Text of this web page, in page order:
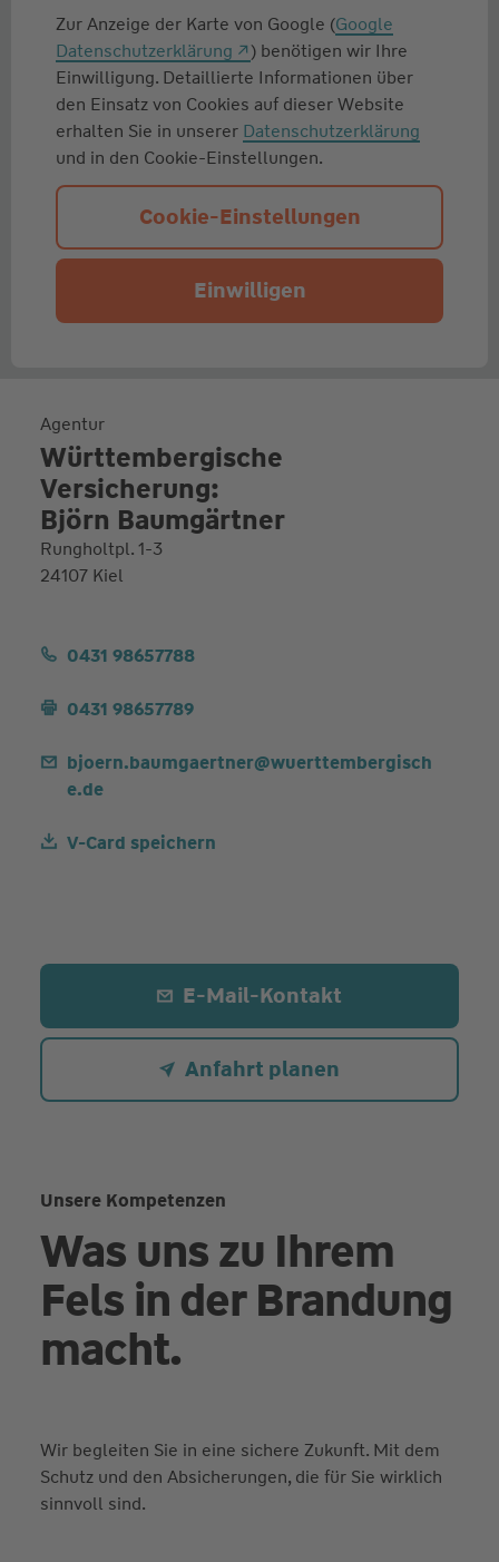
Zur Anzeige der Karte von Google (Google
Datenschutzerklärung
) benötigen wir Ihre
Einwilligung. Detaillierte Informationen über
den Einsatz von Cookies auf dieser Website
erhalten Sie in unserer Datenschutzerklärung
und in den Cookie-Einstellungen.
Cookie-Einstellungen
Einwilligen
Agentur
Württembergische
Versicherung:
Björn Baumgärtner
Rungholtpl. 1-3
24107 Kiel
0431 98657788
0431 98657789
bjoern.baumgaertner@wuerttembergisch
e.de
V-Card speichern
E-Mail-Kontakt
Anfahrt planen
Unsere Kompetenzen
Was uns zu Ihrem
Fels in der Brandung
macht.
Wir begleiten Sie in eine sichere Zukunft. Mit dem
Schutz und den Absicherungen, die für Sie wirklich
sinnvoll sind.